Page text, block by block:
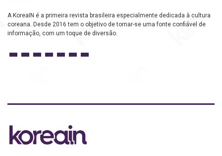
A KoreaIN é a primeira revista brasileira especialmente dedicada à cultura
coreana. Desde 2016 tem o objetivo de tornar-se uma fonte confiável de
informação, com um toque de diversão.